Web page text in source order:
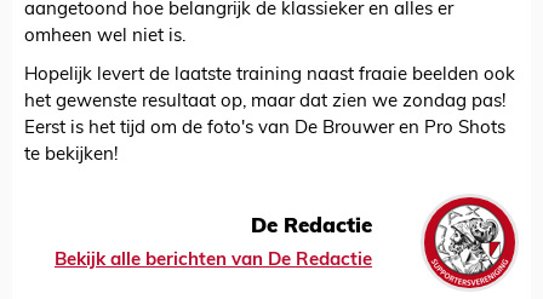
aangetoond hoe belangrijk de klassieker en alles er
omheen wel niet is.
Hopelijk levert de laatste training naast fraaie beelden ook
het gewenste resultaat op, maar dat zien we zondag pas!
Eerst is het tijd om de foto's van De Brouwer en Pro Shots
te bekijken!
De Redactie
Bekijk alle berichten van De Redactie